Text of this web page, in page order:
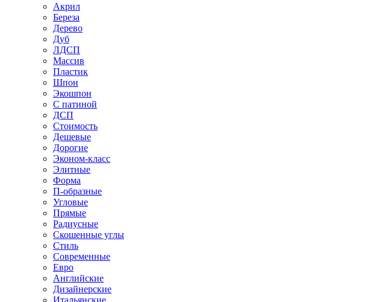
Акрил
Береза
Дерево
Дуб
ЛДСП
Массив
Пластик
Шпон
Экошпон
С патиной
ДСП
Стоимость
Дешевые
Дорогие
Эконом-класс
Элитные
Форма
П-образные
Угловые
Прямые
Радиусные
Скошенные углы
Стиль
Современные
Евро
Английские
Дизайнерские
Итальянские